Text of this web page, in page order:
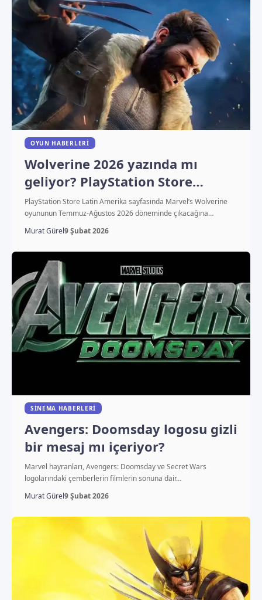
OYUN HABERLERI
Wolverine 2026 yazında mı
geliyor? PlayStation Store
sızıntısı
PlayStation Store Latin Amerika sayfasında Marvel’s Wolverine
oyununun Temmuz-Ağustos 2026 döneminde çıkacağına…
Murat Gürel9 Şubat 2026
SINEMA HABERLERI
Avengers: Doomsday logosu gizli
bir mesaj mı içeriyor?
Marvel hayranları, Avengers: Doomsday ve Secret Wars
logolarındaki çemberlerin filmlerin sonuna dair…
Murat Gürel9 Şubat 2026